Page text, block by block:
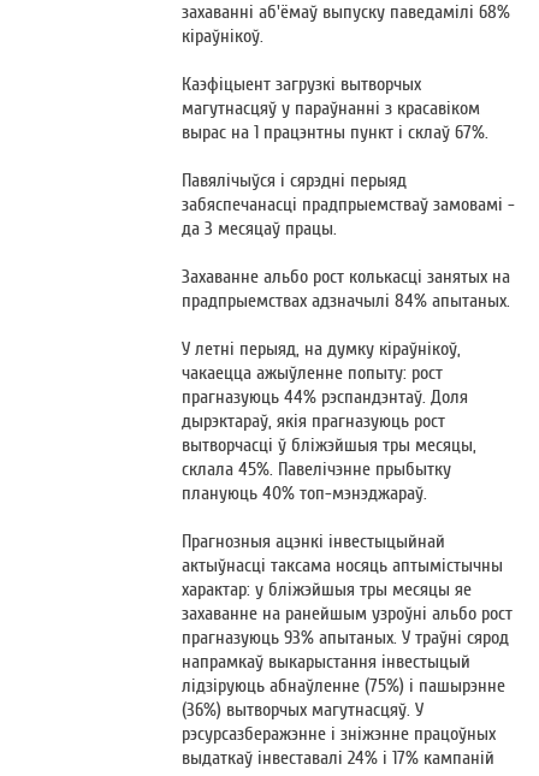
захаванні аб'ёмаў выпуску паведамілі 68%
кіраўнікоў.
Каэфіцыент загрузкі вытворчых
магутнасцяў у параўнанні з красавіком
вырас на 1 працэнтны пункт і склаў 67%.
Павялічыўся і сярэдні перыяд
забяспечанасці прадпрыемстваў замовамі -
да 3 месяцаў працы.
Захаванне альбо рост колькасці занятых на
прадпрыемствах адзначылі 84% апытаных.
У летні перыяд, на думку кіраўнікоў,
чакаецца ажыўленне попыту: рост
прагназуюць 44% рэспандэнтаў. Доля
дырэктараў, якія прагназуюць рост
вытворчасці ў бліжэйшыя тры месяцы,
склала 45%. Павелічэнне прыбытку
плануюць 40% топ-мэнэджараў.
Прагнозныя ацэнкі інвестыцыйнай
актыўнасці таксама носяць аптымістычны
характар: у бліжэйшыя тры месяцы яе
захаванне на ранейшым узроўні альбо рост
прагназуюць 93% апытаных. У траўні сярод
напрамкаў выкарыстання інвестыцый
лідзіруюць абнаўленне (75%) і пашырэнне
(36%) вытворчых магутнасцяў. У
рэсурсазберажэнне і зніжэнне працоўных
выдаткаў інвеставалі 24% і 17% кампаній